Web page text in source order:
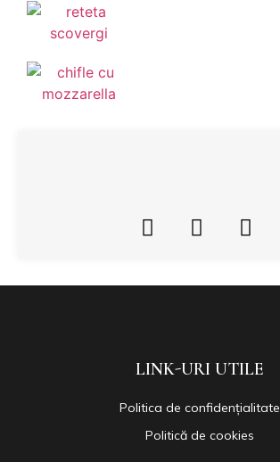
LINK-URI UTILE
Politica de confidențialitate
Politică de cookies